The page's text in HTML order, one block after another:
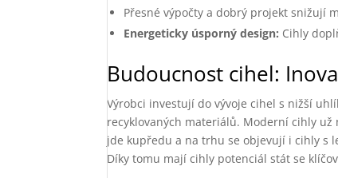
Přesné výpočty a dobrý projekt snižují
Energeticky úsporný design: Cihly
Budoucnost cihel:
Výrobci investují do vývoje cihel s nižší
recyklovaných materiálů. Moderní cihly
jde kupředu a na trhu se objevují i cihly s
Díky tomu mají cihly potenciál stát se